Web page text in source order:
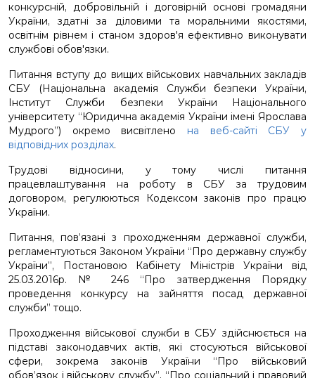
конкурсній, добровільній і договірній основі громадяни
України, здатні за діловими та моральними якостями,
освітнім рівнем і станом здоров'я ефективно виконувати
службові обов'язки.
Питання вступу до вищих військових навчальних закладів
СБУ (Національна академія Служби безпеки України,
Інститут Служби безпеки України Національного
університету “Юридична академія України імені Ярослава
Мудрого”) окремо висвітлено на веб-сайті СБУ у
відповідних розділах.
Трудові відносини, у тому числі питання
працевлаштування на роботу в СБУ за трудовим
договором, регулюються Кодексом законів про працю
України.
Питання, пов’язані з проходженням державної служби,
регламентуються Законом України “Про державну службу
України”, Постановою Кабінету Міністрів України від
25.03.2016р. № 246 “Про затвердження Порядку
проведення конкурсу на зайняття посад державної
служби” тощо.
Проходження військової служби в СБУ здійснюється на
підставі законодавчих актів, які стосуються військової
сфери, зокрема законів України “Про військовий
обов’язок і військову службу”, “Про соціальний і правовий